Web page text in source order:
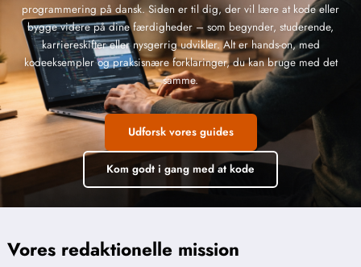
programmering på dansk. Siden er til dig, der vil lære at kode eller
bygge videre på dine færdigheder – som begynder, studerende,
karriereskifter eller nysgerrig udvikler. Alt er hands-on, med
kodeeksempler og praksisnære forklaringer, du kan bruge med det
samme.
Udforsk vores guides
Kom godt i gang med at kode
Vores redaktionelle mission